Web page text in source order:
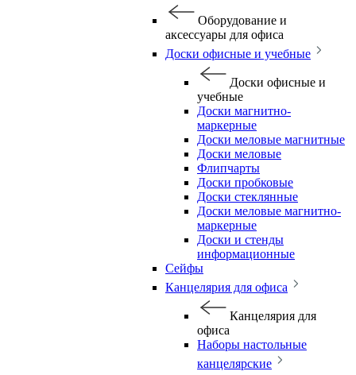
Оборудование и
аксессуары для офиса
Доски офисные и учебные
Доски офисные и
учебные
Доски магнитно-
маркерные
Доски меловые магнитные
Доски меловые
Флипчарты
Доски пробковые
Доски стеклянные
Доски меловые магнитно-
маркерные
Доски и стенды
информационные
Сейфы
Канцелярия для офиса
Канцелярия для
офиса
Наборы настольные
канцелярские